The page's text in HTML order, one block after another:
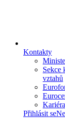
Kontakty
Sekce
vztahů
Kariéra
Přihlásit se